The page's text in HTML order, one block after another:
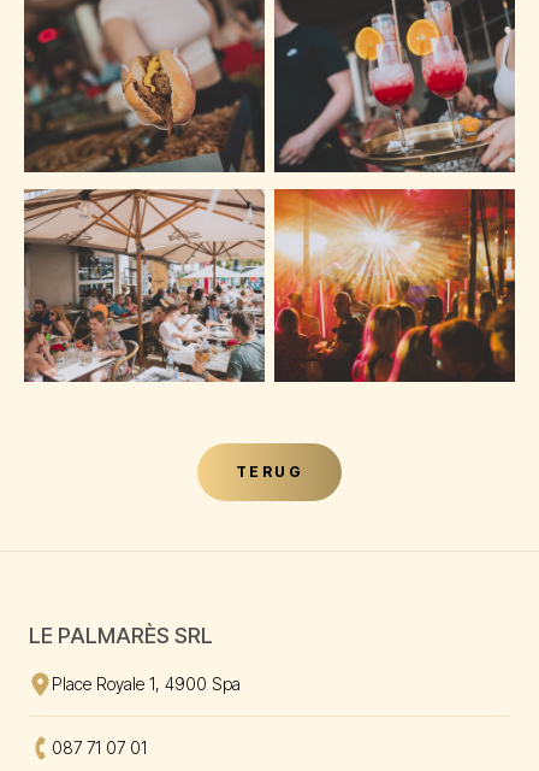
Foto vergroten Foto vergroten
TERUG
LE PALMARÈS SRL
Adres bekijken
Place Royale 1, 4900 Spa
Bel ons op
087 71 07 01